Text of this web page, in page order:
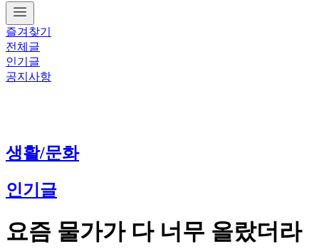
즐겨찾기
전체글
인기글
공지사항
생활/문화
인기글
요즘 물가가 다 너무 올랐더라